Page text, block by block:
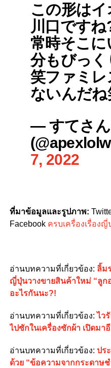
この形は
川口です
常時そこ
分もびっ
笑ファミ
ないんだね
— すてさん
7, 2022
ที่มาข้อมูลและรูปภาพ:
Facebook ครบเครื่องเรื่องญี่
อ่านบทความที่เกี่ยวข้อง: ลิ้ม
ญี่ปุ่นวางขายสินค้าใหม่ “ลูก
อะไรกันนะ?!
อ่านบทความที่เกี่ยวข้อง:ไว
ไปซักในเครื่องซักผ้า เปิดมา
อ่านบทความที่เกี่ยวข้อง: ปร
ด้วย “ข้อความจากกระดาษ